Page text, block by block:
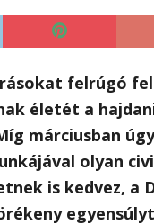
felrúgó
életét a
márciusban
olyan
is kedvez, a
„A”
a